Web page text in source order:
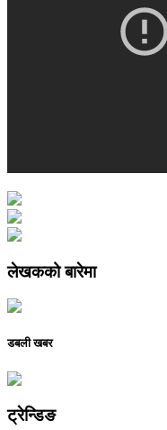
लेखकको बारेमा
डबली खबर
ट्रेन्डिङ